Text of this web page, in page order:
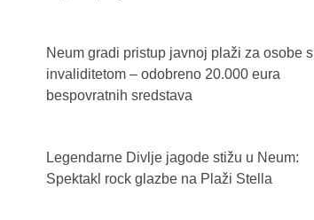
Neum gradi pristup javnoj plaži za osobe s
invaliditetom – odobreno 20.000 eura
bespovratnih sredstava
Legendarne Divlje jagode stižu u Neum:
Spektakl rock glazbe na Plaži Stella